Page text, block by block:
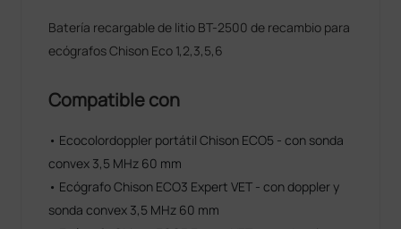
Batería recargable de litio BT-2500 de recambio para
ecógrafos Chison Eco 1,2,3,5,6
Compatible con
• Ecocolordoppler portátil Chison ECO5 - con sonda
convex 3,5 MHz 60 mm
• Ecógrafo Chison ECO3 Expert VET - con doppler y
sonda convex 3,5 MHz 60 mm